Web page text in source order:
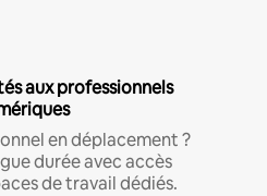
aux professionnels
en déplacement ?
durée avec accès
de travail dédiés.